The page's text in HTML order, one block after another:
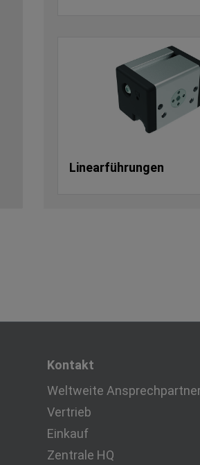
Linearführungen
Kontakt
Weltweite
Vertrieb
Einkauf
Zentrale HQ